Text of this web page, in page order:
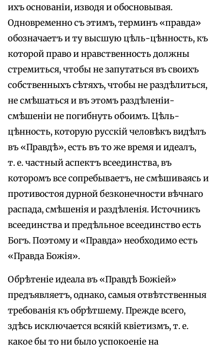
ихъ основаніи, изводя и обосновывая.
Одновременно съ этимъ, терминъ «правда»
обозначаетъ и ту высшую цѣль-цѣнность, къ
которой право и нравственность должны
стремиться, чтобы не запутаться въ своихъ
собственныхъ сѣтяхъ, чтобы не раздѣлиться,
не смѣшаться и въ этомъ раздѣленіи-
смѣшеніи не погибнуть обоимъ. Цѣль-
цѣнность, которую русскій человѣкъ видѣлъ
въ «Правдѣ», есть въ то же время и идеалъ,
т. е. частный аспектъ всеединства, въ
которомъ все сопребываетъ, не смѣшиваясь и
противостоя дурной безконечности вѣчнаго
распада, смѣшенія и раздѣленія. Источникъ
всеединства и предѣльное всеединство есть
Богъ. Поэтому и «Правда» необходимо есть
«Правда Божія».
Обрѣтеніе идеала въ «Правдѣ Божіей»
предъявляетъ, однако, самыя отвѣтственныя
требованія къ обрѣтшему. Прежде всего,
здѣсь исключается всякій квіетизмъ, т. е.
какое бы то ни было успокоеніе на